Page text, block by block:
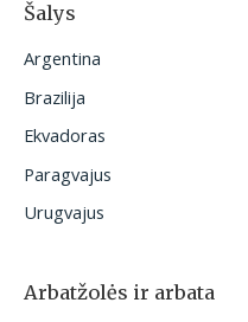
Šalys
Argentina
Brazilija
Ekvadoras
Paragvajus
Urugvajus
Arbatžolės ir arbata